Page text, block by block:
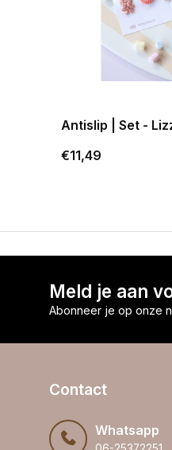
Antislip | Set -
€11,49
Meld je aan
Abonneer je op onze
Contact
Whatsapp